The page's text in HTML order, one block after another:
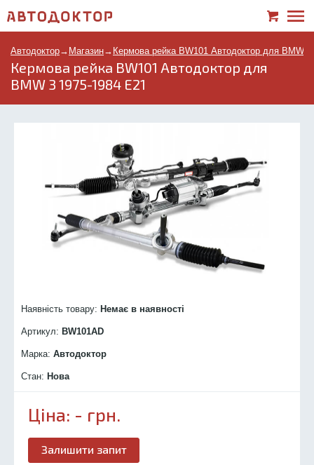
Автодоктор→ Магазин→ Кермова рейка BW101 Автодоктор для BMW
Кермова рейка BW101 Автодоктор для
BMW 3 1975-1984 E21
Наявність товару: Немає в наявності
Артикул: BW101AD
Марка: Автодоктор
Стан: Нова
Ціна: - грн.
Залишити запит